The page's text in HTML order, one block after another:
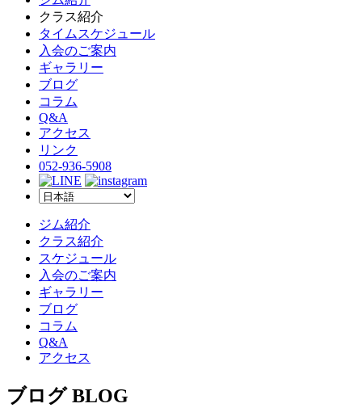
クラス紹介
タイムスケジュール
入会のご案内
ギャラリー
ブログ
コラム
Q&A
アクセス
リンク
052-936-5908
ジム紹介
クラス紹介
スケジュール
入会のご案内
ギャラリー
ブログ
コラム
Q&A
アクセス
ブログ BLOG